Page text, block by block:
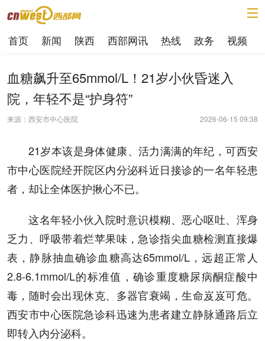
首页 新闻 陕西 西部网讯 热线 政务 视频
血糖飙升至65mmol/L！21岁小伙昏迷入
院，年轻不是“护身符”
来源：西安市中心医院 2026-06-15 09:38
21岁本该是身体健康、活力满满的年纪，可西安
市中心医院经开院区内分泌科近日接诊的一名年轻患
者，却让全体医护揪心不已。
这名年轻小伙入院时意识模糊、恶心呕吐、浑身
乏力、呼吸带着烂苹果味，急诊指尖血糖检测直接爆
表，静脉抽血确诊血糖高达65mmol/L，远超正常人
2.8-6.1mmol/L的标准值，确诊重度糖尿病酮症酸中
毒，随时会出现休克、多器官衰竭，生命岌岌可危。
西安市中心医院急诊科迅速为患者建立静脉通路后立
即转入内分泌科。